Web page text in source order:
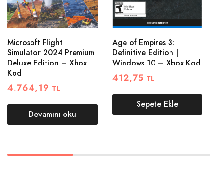
Microsoft Flight
Simulator 2024 Premium
Deluxe Edition – Xbox
Kod
4.764,19 TL
Devamını oku
Age of Empires 3:
Definitive Edition |
Windows 10 – Xbox Kod
412,75 TL
Sepete Ekle